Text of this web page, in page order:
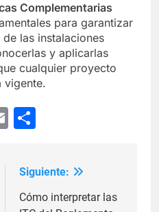
Complementarias
para garantizar
las instalaciones
y aplicarlas
cualquier proyecto
vigente.
Email
Siguiente:
Cómo interpretar las